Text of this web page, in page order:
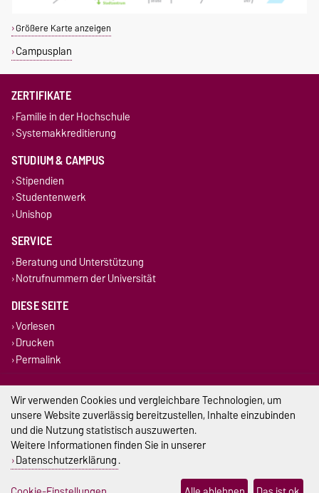
Größere Karte anzeigen
Campusplan
ZERTIFIKATE
Familie in der Hochschule
Systemakkreditierung
STUDIUM & CAMPUS
Stipendien
Studentenwerk
Unishop
SERVICE
Beratung und Unterstützung
Notrufnummern der Universität
DIESE SEITE
Vorlesen
Drucken
Permalink
Impressum
Datenschutz
Barrierefreiheit
Cookie-Einstellungen
Wir verwenden Cookies und vergleichbare Technologien, um
unsere Website zuverlässig bereitzustellen, Inhalte einzubinden
und die Nutzung statistisch auszuwerten.
Weitere Informationen finden Sie in unserer
Datenschutzerklärung.